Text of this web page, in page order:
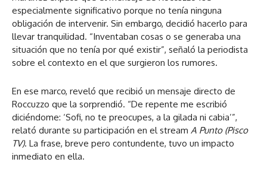
especialmente significativo porque no tenía ninguna
obligación de intervenir. Sin embargo, decidió hacerlo para
llevar tranquilidad. “Inventaban cosas o se generaba una
situación que no tenía por qué existir”, señaló la periodista
sobre el contexto en el que surgieron los rumores.
En ese marco, reveló que recibió un mensaje directo de
Roccuzzo que la sorprendió. “De repente me escribió
diciéndome: ‘Sofi, no te preocupes, a la gilada ni cabia’”,
relató durante su participación en el stream A Punto (Pisco
TV). La frase, breve pero contundente, tuvo un impacto
inmediato en ella.